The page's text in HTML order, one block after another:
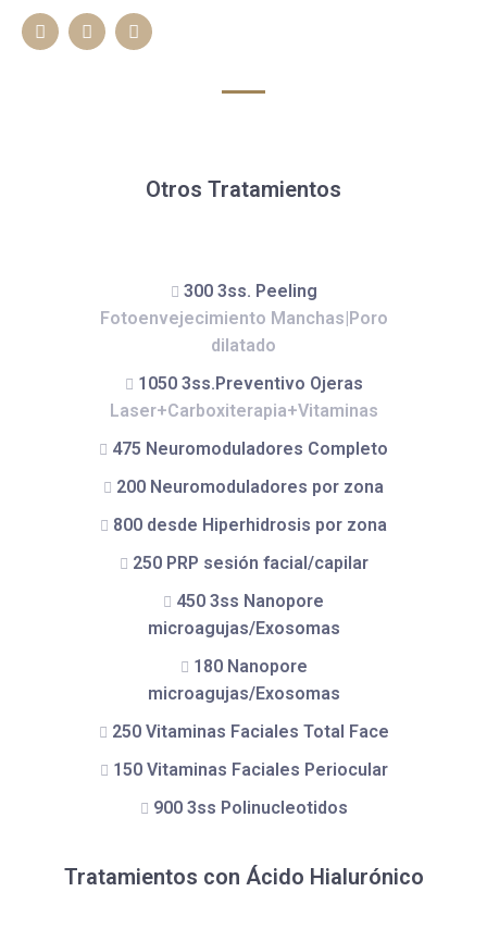
Otros Tratamientos
300 3ss. Peeling
Fotoenvejecimiento Manchas|Poro
dilatado
1050 3ss.Preventivo Ojeras
Laser+Carboxiterapia+Vitaminas
475 Neuromoduladores Completo
200 Neuromoduladores por zona
800 desde Hiperhidrosis por zona
250 PRP sesión facial/capilar
450 3ss Nanopore
microagujas/Exosomas
180 Nanopore
microagujas/Exosomas
250 Vitaminas Faciales Total Face
150 Vitaminas Faciales Periocular
900 3ss Polinucleotidos
Tratamientos con Ácido Hialurónico